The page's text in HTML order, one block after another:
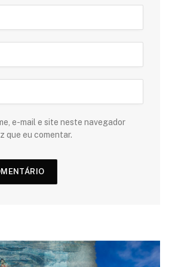
e-mail e site neste navegador
que eu comentar.